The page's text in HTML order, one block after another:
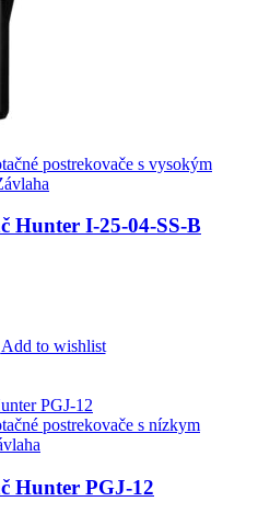
postrekovače s vysokým
Hunter I-25-04-SS-B
Add to wishlist
postrekovače s nízkym
Hunter PGJ-12